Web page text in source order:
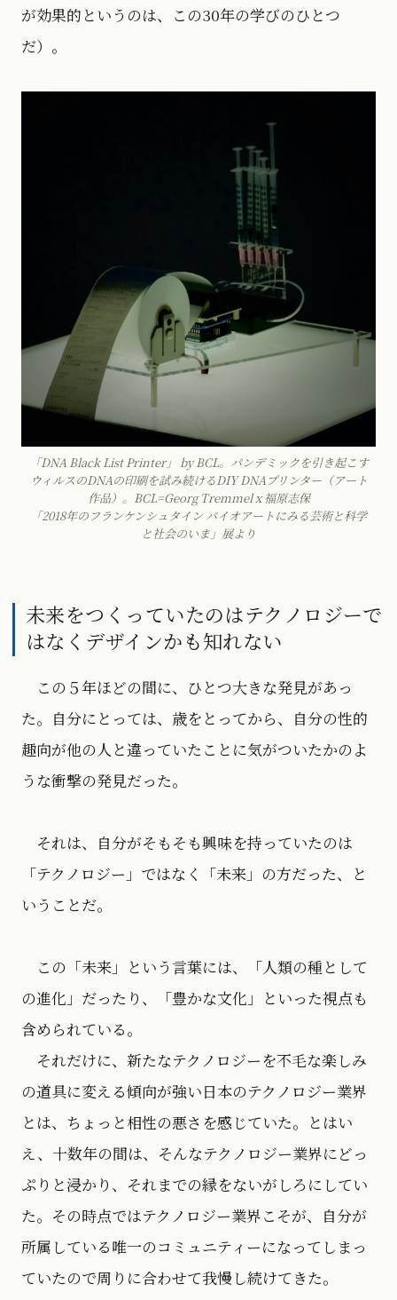
が効果的というのは、この30年の学びのひとつ
だ）。
「DNA Black List Printer」 by BCL。パンデミックを引き起こす
ウィルスのDNAの印刷を試み続けるDIY DNAプリンター（アート
作品）。BCL=Georg Tremmel x 福原志保
「2018年のフランケンシュタイン バイオアートにみる芸術と科学
と社会のいま」展より
未来をつくっていたのはテクノロジーで
はなくデザインかも知れない
この５年ほどの間に、ひとつ大きな発見があっ
た。自分にとっては、歳をとってから、自分の性的
趣向が他の人と違っていたことに気がついたかのよ
うな衝撃の発見だった。
それは、自分がそもそも興味を持っていたのは
「テクノロジー」ではなく「未来」の方だった、と
いうことだ。
この「未来」という言葉には、「人類の種として
の進化」だったり、「豊かな文化」といった視点も
含められている。
それだけに、新たなテクノロジーを不毛な楽しみ
の道具に変える傾向が強い日本のテクノロジー業界
とは、ちょっと相性の悪さを感じていた。とはい
え、十数年の間は、そんなテクノロジー業界にどっ
ぷりと浸かり、それまでの縁をないがしろにしてい
た。その時点ではテクノロジー業界こそが、自分が
所属している唯一のコミュニティーになってしまっ
ていたので周りに合わせて我慢し続けてきた。